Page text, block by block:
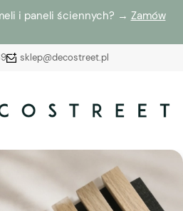
i paneli ściennych? → Zamów
sklep@decostreet.pl
konto